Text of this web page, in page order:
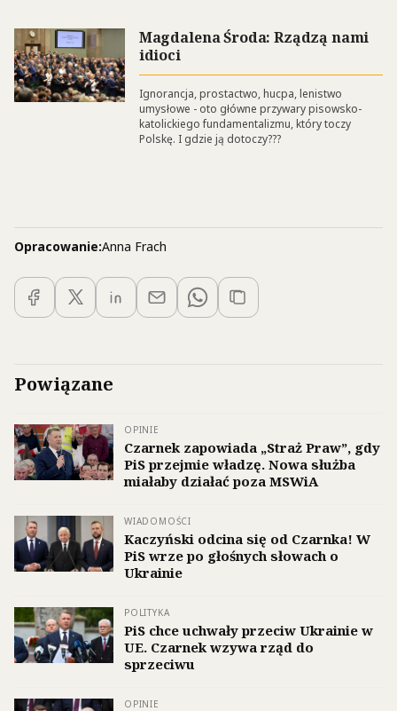
Magdalena Środa: Rządzą nami
idioci
Ignorancja, prostactwo, hucpa, lenistwo
umysłowe - oto główne przywary pisowsko-
katolickiego fundamentalizmu, który toczy
Polskę. I gdzie ją dotoczy???
Opracowanie:Anna Frach
Powiązane
OPINIE
Czarnek zapowiada „Straż Praw”, gdy
PiS przejmie władzę. Nowa służba
miałaby działać poza MSWiA
WIADOMOŚCI
Kaczyński odcina się od Czarnka! W
PiS wrze po głośnych słowach o
Ukrainie
POLITYKA
PiS chce uchwały przeciw Ukrainie w
UE. Czarnek wzywa rząd do
sprzeciwu
OPINIE